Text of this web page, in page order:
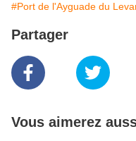
#Port de l'Ayguade du
Partager
Vous aimerez